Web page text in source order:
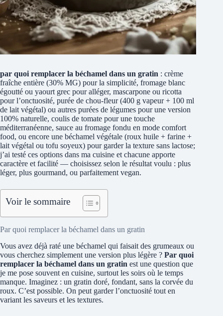
par quoi remplacer la béchamel dans un gratin : crème
fraîche entière (30% MG) pour la simplicité, fromage blanc
égoutté ou yaourt grec pour alléger, mascarpone ou ricotta
pour l’onctuosité, purée de chou‑fleur (400 g vapeur + 100 ml
de lait végétal) ou autres purées de légumes pour une version
100% naturelle, coulis de tomate pour une touche
méditerranéenne, sauce au fromage fondu en mode comfort
food, ou encore une béchamel végétale (roux huile + farine +
lait végétal ou tofu soyeux) pour garder la texture sans lactose;
j’ai testé ces options dans ma cuisine et chacune apporte
caractère et facilité — choisissez selon le résultat voulu : plus
léger, plus gourmand, ou parfaitement vegan.
Voir le sommaire
Par quoi remplacer la béchamel dans un gratin
Vous avez déjà raté une béchamel qui faisait des grumeaux ou
vous cherchez simplement une version plus légère ? Par quoi
remplacer la béchamel dans un gratin est une question que
je me pose souvent en cuisine, surtout les soirs où le temps
manque. Imaginez : un gratin doré, fondant, sans la corvée du
roux. C’est possible. On peut garder l’onctuosité tout en
variant les saveurs et les textures.